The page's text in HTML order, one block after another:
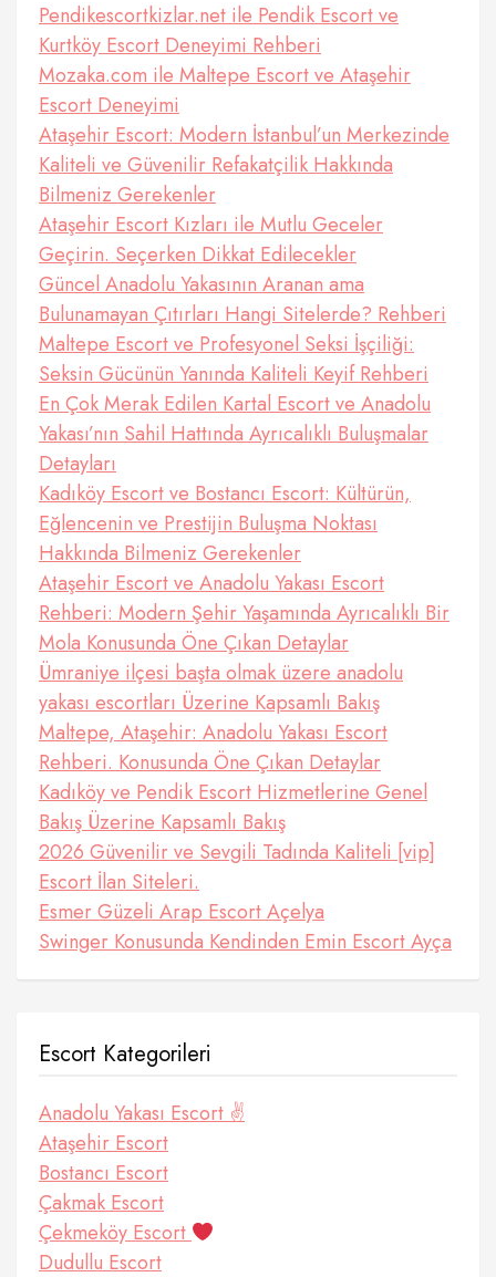
Pendikescortkizlar.net ile Pendik Escort ve
Kurtköy Escort Deneyimi Rehberi
Mozaka.com ile Maltepe Escort ve Ataşehir
Escort Deneyimi
Ataşehir Escort: Modern İstanbul’un Merkezinde
Kaliteli ve Güvenilir Refakatçilik Hakkında
Bilmeniz Gerekenler
Ataşehir Escort Kızları ile Mutlu Geceler
Geçirin. Seçerken Dikkat Edilecekler
Güncel Anadolu Yakasının Aranan ama
Bulunamayan Çıtırları Hangi Sitelerde? Rehberi
Maltepe Escort ve Profesyonel Seksi İşçiliği:
Seksin Gücünün Yanında Kaliteli Keyif Rehberi
En Çok Merak Edilen Kartal Escort ve Anadolu
Yakası’nın Sahil Hattında Ayrıcalıklı Buluşmalar
Detayları
Kadıköy Escort ve Bostancı Escort: Kültürün,
Eğlencenin ve Prestijin Buluşma Noktası
Hakkında Bilmeniz Gerekenler
Ataşehir Escort ve Anadolu Yakası Escort
Rehberi: Modern Şehir Yaşamında Ayrıcalıklı Bir
Mola Konusunda Öne Çıkan Detaylar
Ümraniye ilçesi başta olmak üzere anadolu
yakası escortları Üzerine Kapsamlı Bakış
Maltepe, Ataşehir: Anadolu Yakası Escort
Rehberi. Konusunda Öne Çıkan Detaylar
Kadıköy ve Pendik Escort Hizmetlerine Genel
Bakış Üzerine Kapsamlı Bakış
2026 Güvenilir ve Sevgili Tadında Kaliteli [vip]
Escort İlan Siteleri.
Esmer Güzeli Arap Escort Açelya
Swinger Konusunda Kendinden Emin Escort Ayça
Escort Kategorileri
Anadolu Yakası Escort ✌️
Ataşehir Escort
Bostancı Escort
Çakmak Escort
Çekmeköy Escort
Dudullu Escort